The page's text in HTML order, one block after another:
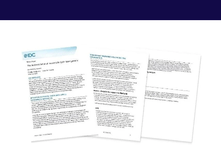
basware-
ressourcen-
blog-
titelfoto-
idc-
whitepaper-
der-